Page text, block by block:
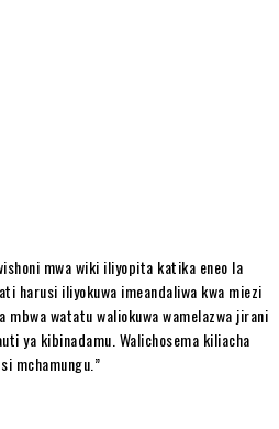
mwa wiki iliyopita katika eneo la
harusi iliyokuwa imeandaliwa kwa miezi
watatu waliokuwa wamelazwa jirani
ya kibinadamu. Walichosema kiliacha
mchamungu.”